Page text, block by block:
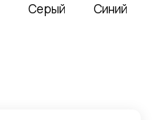
Серый Синий